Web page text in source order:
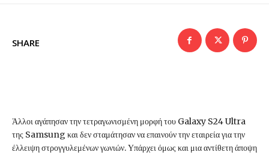
SHARE
Άλλοι αγάπησαν την τετραγωνισμένη μορφή του Galaxy S24 Ultra
της Samsung και δεν σταμάτησαν να επαινούν την εταιρεία για την
έλλειψη στρογγυλεμένων γωνιών. Υπάρχει όμως και μια αντίθετη άποψη